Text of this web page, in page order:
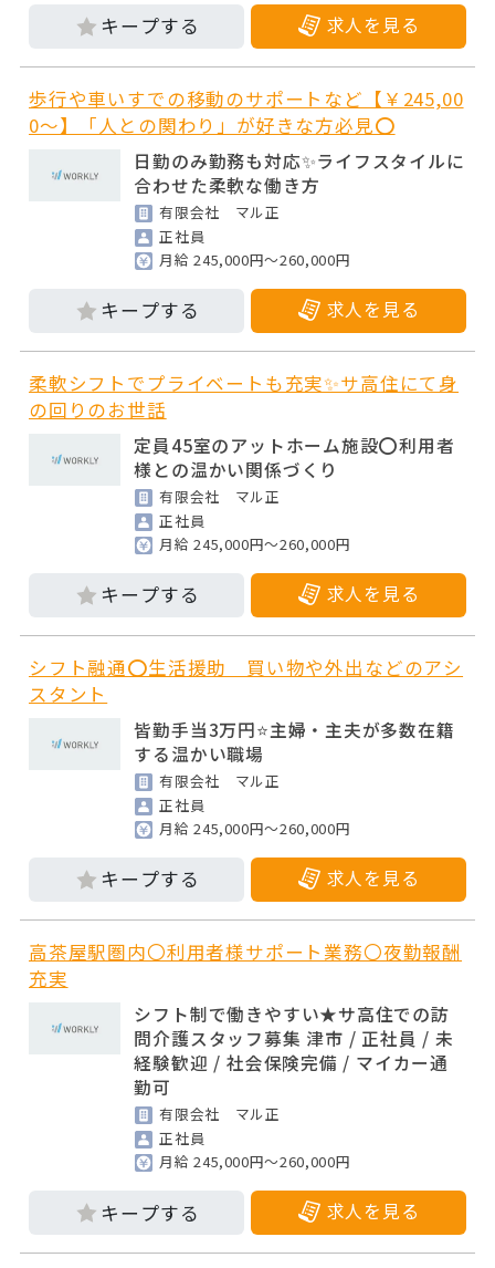
求人を見る
歩行や車いすでの移動のサポートなど【￥245,00
0～】「人との関わり」が好きな方必見⭕
日勤のみ勤務も対応✨ライフスタイルに
合わせた柔軟な働き方
有限会社 マル正
正社員
月給 245,000円～260,000円
求人を見る
柔軟シフトでプライベートも充実✨サ高住にて身
の回りのお世話
定員45室のアットホーム施設⭕利用者
様との温かい関係づくり
有限会社 マル正
正社員
月給 245,000円～260,000円
求人を見る
シフト融通⭕生活援助 買い物や外出などのアシ
スタント
皆勤手当3万円⭐主婦・主夫が多数在籍
する温かい職場
有限会社 マル正
正社員
月給 245,000円～260,000円
求人を見る
高茶屋駅圏内〇利用者様サポート業務〇夜勤報酬
充実
シフト制で働きやすい★サ高住での訪
問介護スタッフ募集 津市 / 正社員 / 未
経験歓迎 / 社会保険完備 / マイカー通
勤可
有限会社 マル正
正社員
月給 245,000円～260,000円
求人を見る